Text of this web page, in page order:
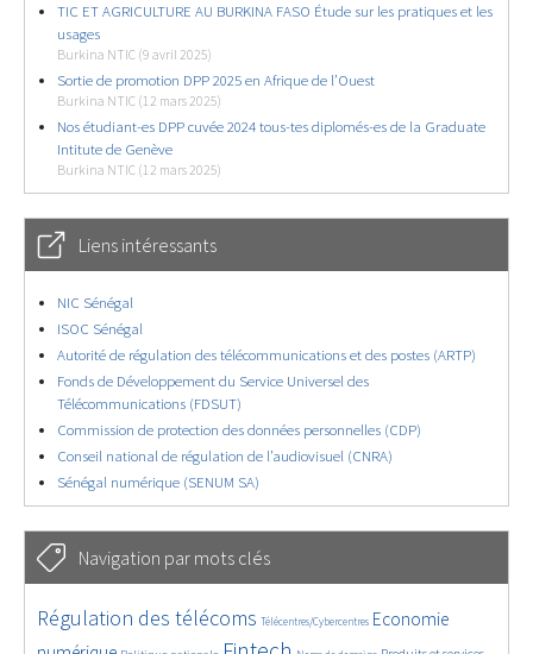
TIC ET AGRICULTURE AU BURKINA FASO Étude sur les pratiques et les
usages
Burkina NTIC (9 avril 2025)
Sortie de promotion DPP 2025 en Afrique de l’Ouest
Burkina NTIC (12 mars 2025)
Nos étudiant-es DPP cuvée 2024 tous-tes diplomés-es de la Graduate
Intitute de Genève
Burkina NTIC (12 mars 2025)
Liens intéressants
NIC Sénégal
ISOC Sénégal
Autorité de régulation des télécommunications et des postes (ARTP)
Fonds de Développement du Service Universel des
Télécommunications (FDSUT)
Commission de protection des données personnelles (CDP)
Conseil national de régulation de l’audiovisuel (CNRA)
Sénégal numérique (SENUM SA)
Navigation par mots clés
4641/5747
Régulation des télécoms
359/5747 Télécentres/Cybercentres
3773/5747
Economie
1878/5747
5209/5747
681/5747
2461/5747
1609/5747